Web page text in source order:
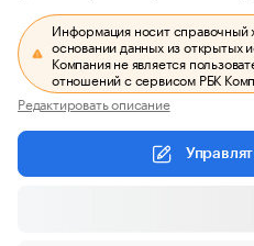
Информация носит справочный
основании данных из открытых
Компания не является
отношений с сервисом РБК
Редактировать описание